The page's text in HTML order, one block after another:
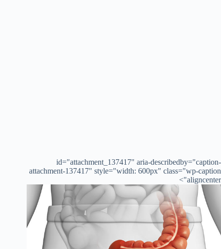
id="attachment_137417" aria-describedby="caption-
attachment-137417" style="width: 600px" class="wp-caption
aligncenter">